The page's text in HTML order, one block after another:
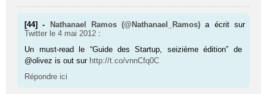
[44] - Nathanael Ramos (@Nathanael_Ramos) a écrit sur
Twitter le 4 mai 2012 :
Un must-read le “Guide des Startup, seizième édition” de
@olivez is out sur http://t.co/vnnCfq0C
Répondre ici